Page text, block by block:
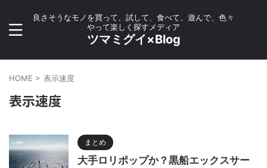
良さそうなモノを買って、試して、食べて、遊んで、色々
やって楽しく探すメディア
ツマミグイ×Blog
HOME > 表示速度
表示速度
まとめ
大手ロリポップか？黒船エックスサー